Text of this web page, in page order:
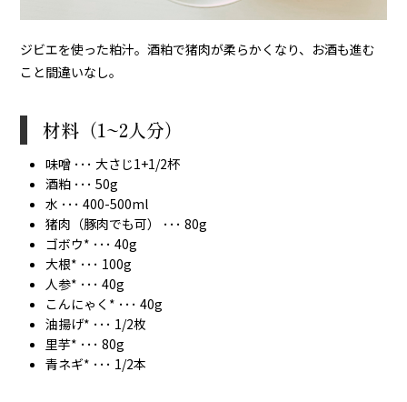
ジビエを使った粕汁。酒粕で猪肉が柔らかくなり、お酒も進む
こと間違いなし。
材料（1~2人分）
味噌 ･･･ 大さじ1+1/2杯
酒粕 ･･･ 50g
水 ･･･ 400-500ml
猪肉（豚肉でも可） ･･･ 80g
ゴボウ* ･･･ 40g
大根* ･･･ 100g
人参* ･･･ 40g
こんにゃく* ･･･ 40g
油揚げ* ･･･ 1/2枚
里芋* ･･･ 80g
青ネギ* ･･･ 1/2本